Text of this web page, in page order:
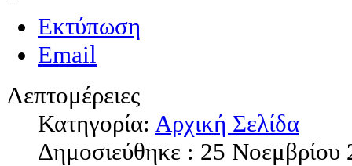
Εκτύπωση
Email
Λεπτομέρειες
Κατηγορία: Αρχική Σελίδα
Δημοσιεύθηκε : 25 Νοεμβρίου